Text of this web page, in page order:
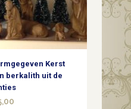
Kerst
berkalith uit de